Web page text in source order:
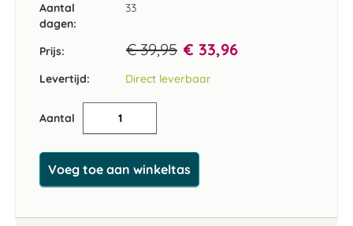
Aantal
dagen:
33
Prijs: € 39,95 € 33,96
Levertijd: Direct leverbaar
Aantal
Voeg toe aan winkeltas
afbeeldingen-
gallerij